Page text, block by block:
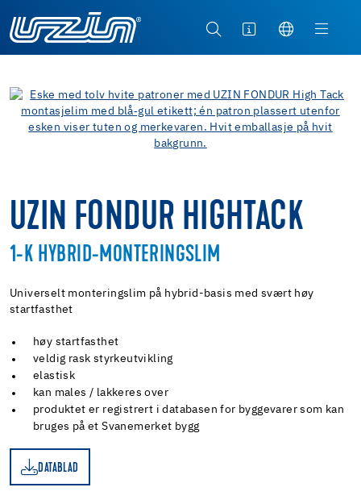
UZIN FONDUR HIGHTACK
1-K HYBRID-MONTERINGSLIM
Universelt monteringslim på hybrid-basis med svært høy
startfasthet
høy startfasthet
veldig rask styrkeutvikling
elastisk
kan males / lakkeres over
produktet er registrert i databasen for byggevarer som kan
bruges på et Svanemerket bygg
DATABLAD